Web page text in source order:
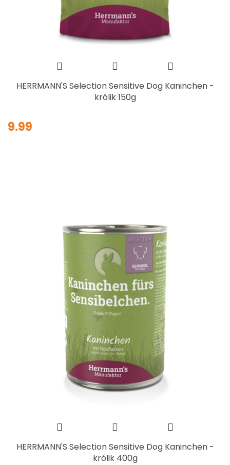
HERRMANN'S Selection Sensitive Dog Kaninchen -
królik 150g
9.99
HERRMANN'S Selection Sensitive Dog Kaninchen -
królik 400g